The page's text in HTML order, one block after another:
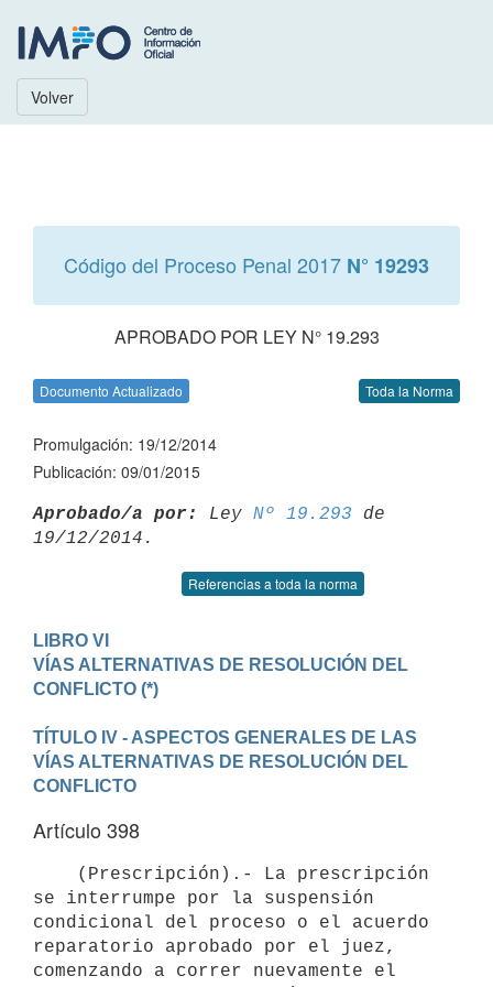
Volver
Código del Proceso Penal 2017 N° 19293
APROBADO POR LEY N° 19.293
Documento Actualizado Toda la Norma
Promulgación: 19/12/2014
Publicación: 09/01/2015
Aprobado/a por: Ley Nº 19.293 de
Referencias a toda la norma
LIBRO VI
VÍAS ALTERNATIVAS DE RESOLUCIÓN DEL
TÍTULO IV - ASPECTOS GENERALES DE LAS
VÍAS ALTERNATIVAS DE RESOLUCIÓN DEL
CONFLICTO
Artículo 398
se interrumpe por la suspensión
condicional del proceso o el acuerdo
reparatorio aprobado por el juez,
comenzando a correr nuevamente el